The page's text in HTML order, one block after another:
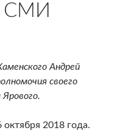
СМИ
Андрей
своего
октября 2018 года.